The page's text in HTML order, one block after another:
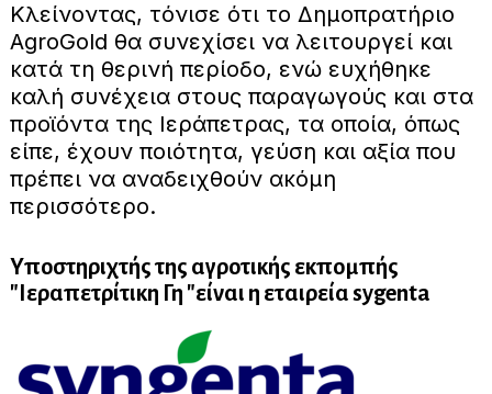
Κλείνοντας, τόνισε ότι το Δημοπρατήριο
AgroGold θα συνεχίσει να λειτουργεί και
κατά τη θερινή περίοδο, ενώ ευχήθηκε
καλή συνέχεια στους παραγωγούς και στα
προϊόντα της Ιεράπετρας, τα οποία, όπως
είπε, έχουν ποιότητα, γεύση και αξία που
πρέπει να αναδειχθούν ακόμη
περισσότερο.
Υποστηριχτής της αγροτικής εκπομπής
"Ιεραπετρίτικη Γη "είναι η εταιρεία sygenta